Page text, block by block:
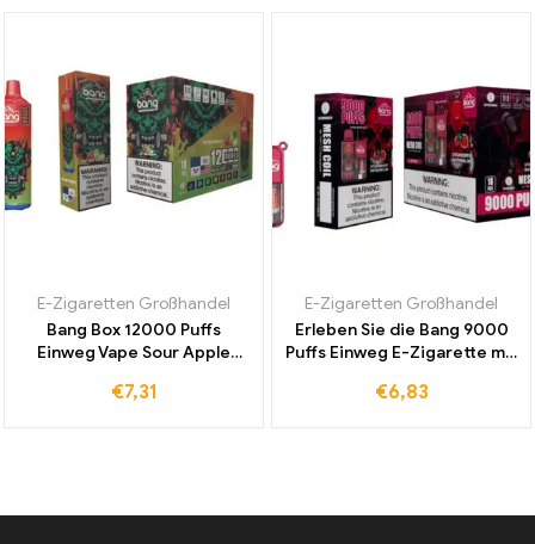
E-Zigaretten Großhandel
Bang Box 12000 Puffs
Einweg Vape Sour Apple
Vertrieb und intensiven
€7,31
E-Zigaretten Großhandel
Erleben Sie die Bang 9000
Puffs Einweg E-Zigarette mit
9000 Züge voller intensiver
€6,83